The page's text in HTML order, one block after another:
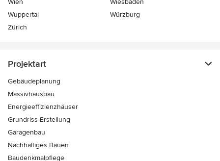
Wien
Wiesbaden
Wuppertal
Würzburg
Zürich
Projektart
Gebäudeplanung
Massivhausbau
Energieeffizienzhäuser
Grundriss-Erstellung
Garagenbau
Nachhaltiges Bauen
Baudenkmalpflege